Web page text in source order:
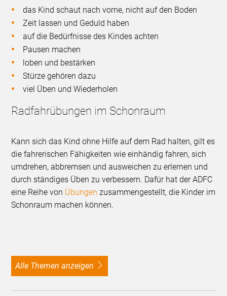
das Kind schaut nach vorne, nicht auf den Boden
Zeit lassen und Geduld haben
auf die Bedürfnisse des Kindes achten
Pausen machen
loben und bestärken
Stürze gehören dazu
viel Üben und Wiederholen
Radfahrübungen im Schonraum
Kann sich das Kind ohne Hilfe auf dem Rad halten, gilt es
die fahrerischen Fähigkeiten wie einhändig fahren, sich
umdrehen, abbremsen und ausweichen zu erlernen und
durch ständiges Üben zu verbessern. Dafür hat der ADFC
eine Reihe von Übungen zusammengestellt, die Kinder im
Schonraum machen können.
alle Themen anzeigen